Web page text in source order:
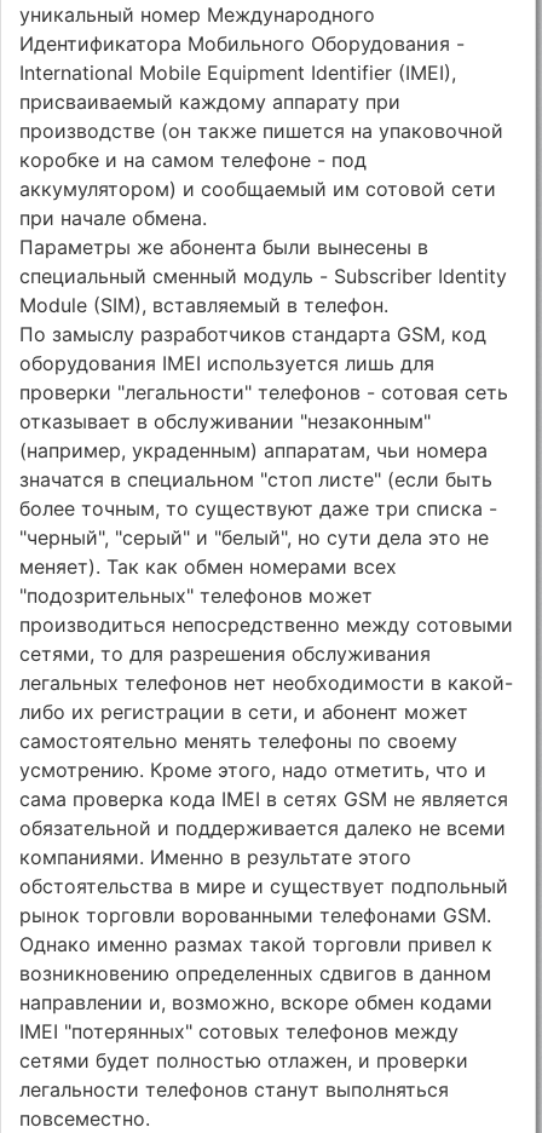
уникальный номер Международного
Идентификатора Мобильного Оборудования -
International Mobile Equipment Identifier (IMEI),
присваиваемый каждому аппарату при
производстве (он также пишется на упаковочной
коробке и на самом телефоне - под
аккумулятором) и сообщаемый им сотовой сети
при начале обмена.
Параметры же абонента были вынесены в
специальный сменный модуль - Subscriber Identity
Module (SIM), вставляемый в телефон.
По замыслу разработчиков стандарта GSM, код
оборудования IMEI используется лишь для
проверки "легальности" телефонов - сотовая сеть
отказывает в обслуживании "незаконным"
(например, украденным) аппаратам, чьи номера
значатся в специальном "стоп листе" (если быть
более точным, то существуют даже три списка -
"черный", "серый" и "белый", но сути дела это не
меняет). Так как обмен номерами всех
"подозрительных" телефонов может
производиться непосредственно между сотовыми
сетями, то для разрешения обслуживания
легальных телефонов нет необходимости в какой-
либо их регистрации в сети, и абонент может
самостоятельно менять телефоны по своему
усмотрению. Кроме этого, надо отметить, что и
сама проверка кода IMEI в сетях GSM не является
обязательной и поддерживается далеко не всеми
компаниями. Именно в результате этого
обстоятельства в мире и существует подпольный
рынок торговли ворованными телефонами GSM.
Однако именно размах такой торговли привел к
возникновению определенных сдвигов в данном
направлении и, возможно, вскоре обмен кодами
IMEI "потерянных" сотовых телефонов между
сетями будет полностью отлажен, и проверки
легальности телефонов станут выполняться
повсеместно.